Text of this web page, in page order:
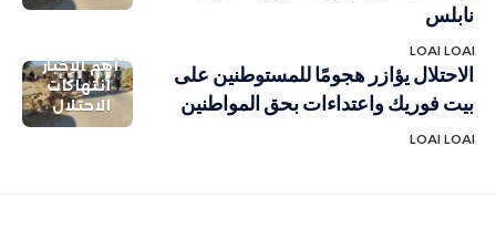
نابلس
LOAI LOAI
أهم الاخبار
انتهاكات
الاحتلال
الاحتلال يؤازر هجومًا للمستوطنين على
بيت فوريك واعتداءات بحق المواطنين
LOAI LOAI